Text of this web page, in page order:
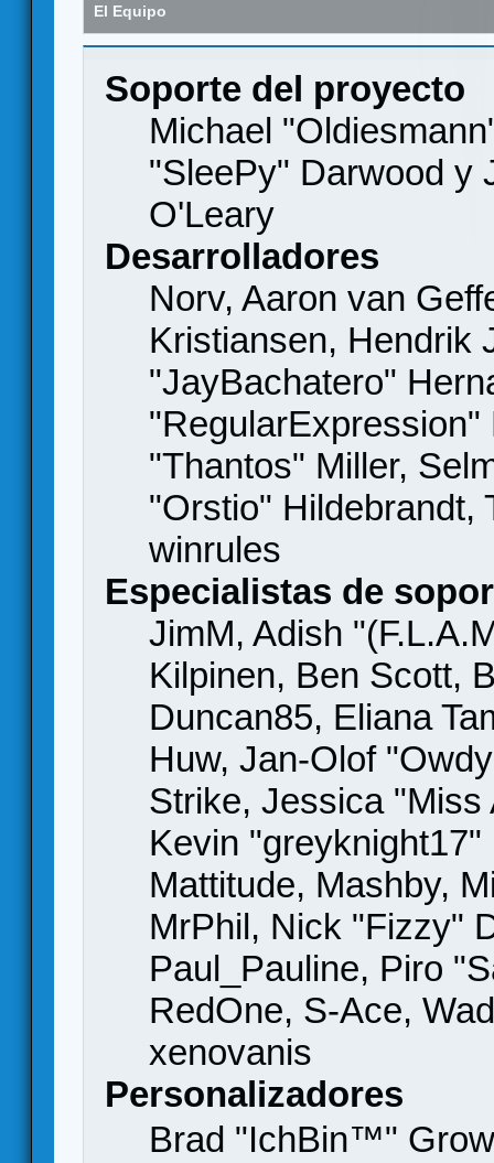
El Equipo
Soporte del proyecto
Michael
"SleePy" Darwood y
O'Leary
Desarrolladores
Norv, Aaron van
Kristiansen, Hendrik
"JayBachatero"
"Thantos" Miller,
"Orstio" Hildebrandt,
winrules
Especialistas de
JimM, Adish
Kilpinen, Ben Scott,
Duncan85, Eliana
Huw, Jan-Olof
Strike, Jessica
Kevin
Mattitude, Mashby,
MrPhil, Nick "Fizzy"
Paul_Pauline, Piro
RedOne, S-Ace,
xenovanis
Personalizadores
Brad "IchBin™"